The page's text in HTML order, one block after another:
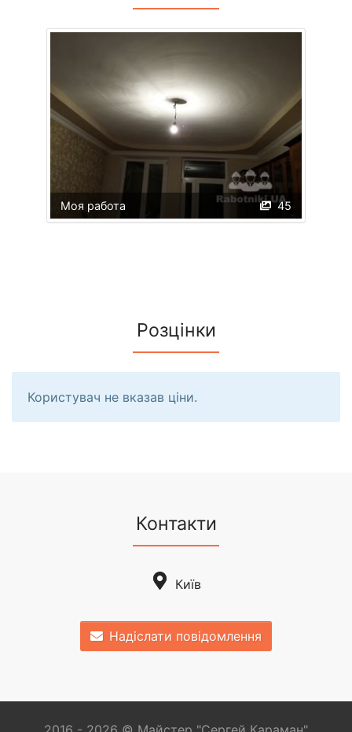
45
Моя работа
Розцінки
Користувач не вказав ціни.
Контакти
Київ
Надіслати повідомлення